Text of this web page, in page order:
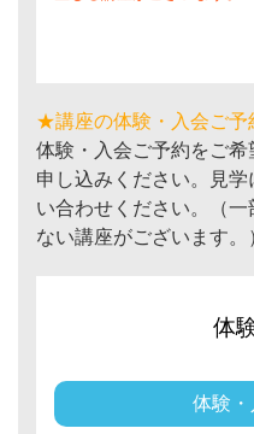
★講座の体験・入会ご予
体験・入会ご予約をご
申し込みください。見
い合わせください。（
ない講座がございます。
体
体験